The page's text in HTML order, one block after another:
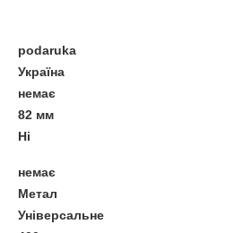
podaruka
Україна
немає
82 мм
Ні
немає
Метал
Універсальне